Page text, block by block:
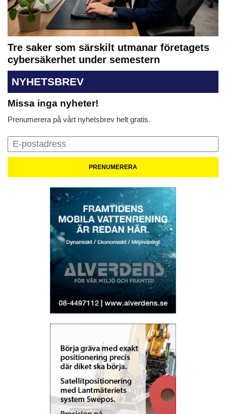
Tre saker som särskilt utmanar företagets
cybersäkerhet under semestern
NYHETSBREV
Missa inga nyheter!
Prenumerera på vårt nyhetsbrev helt gratis.